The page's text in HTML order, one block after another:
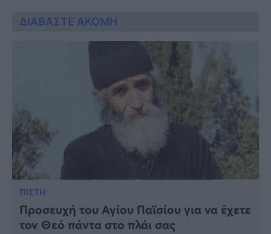
ΔΙΑΒΑΣΤΕ ΑΚΟΜΗ
ΠΙΣΤΗ
Προσευχή του Αγίου Παϊσίου για να έχετε
τον Θεό πάντα στο πλάι σας